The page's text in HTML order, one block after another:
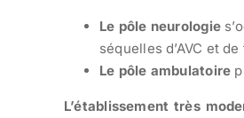
Le pôle neurologie
séquelles d’AVC et
Le pôle ambulatoire
L’établissement très